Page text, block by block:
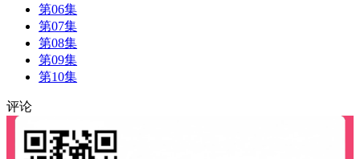
第06集
第07集
第08集
第09集
第10集
评论